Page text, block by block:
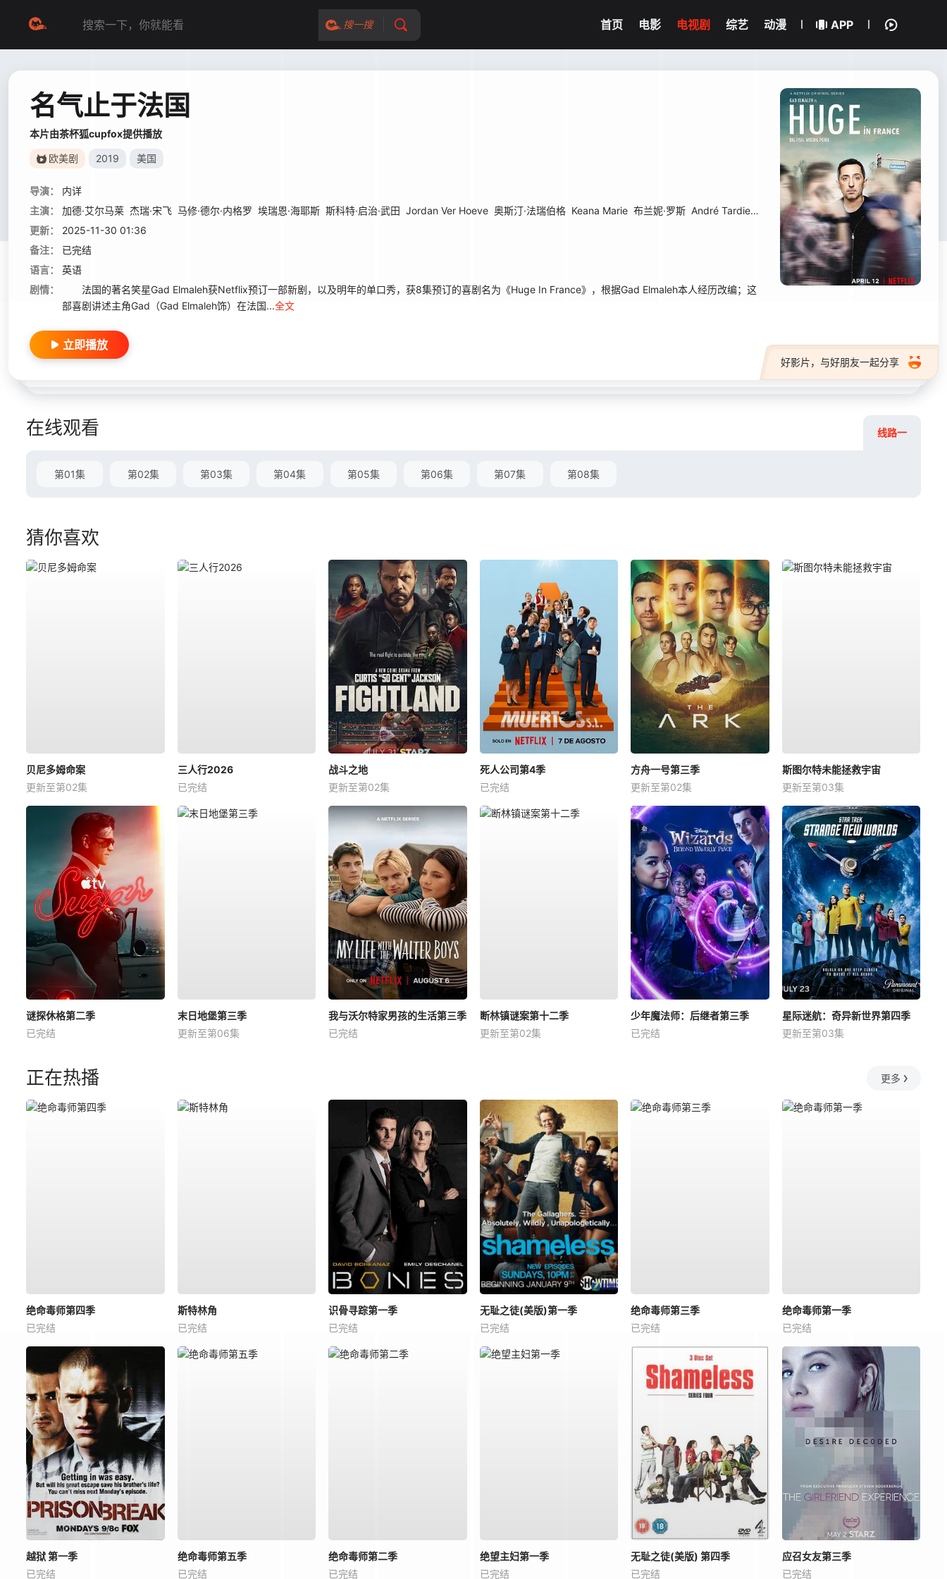
搜一搜 首页 电影 电视剧 综艺 动漫 APP
名气止于法国
本片由茶杯狐cupfox提供播放
欧美剧 2019 美国
导演：
内详
主演：
加德·艾尔马莱 杰瑞·宋飞 马修·德尔·内格罗 埃瑞恩·海耶斯 斯科特·启治·武田 Jordan Ver Hoeve 奥斯汀·法瑞伯格 Keana Marie 布兰妮·罗斯 André Tardieu 克拉克·穆尔 Nick Peine 乔纳森·贝莱
更新：
2025-11-30 01:36
备注：
已完结
语言：
英语
剧情：
法国的著名笑星Gad Elmaleh获Netflix预订一部新剧，以及明年的单口秀，获8集预订的喜剧名为《Huge In France》，根据Gad Elmaleh本人经历改编；这
部喜剧讲述主角Gad（Gad Elmaleh饰）在法国...全文
好影片，与好朋友一起分享
立即播放
在线观看 线路一
第01集 第02集 第03集 第04集 第05集 第06集 第07集 第08集
猜你喜欢
贝尼多姆命案
更新至第02集
三人行2026
已完结
战斗之地
更新至第02集
死人公司第4季
已完结
方舟一号第三季
更新至第02集
斯图尔特未能拯救宇宙
更新至第03集
谜探休格第二季
已完结
末日地堡第三季
更新至第06集
我与沃尔特家男孩的生活第三季
已完结
断林镇谜案第十二季
更新至第02集
少年魔法师：后继者第三季
已完结
星际迷航：奇异新世界第四季
更新至第03集
正在热播 更多
绝命毒师第四季
已完结
斯特林角
已完结
识骨寻踪第一季
已完结
无耻之徒(美版)第一季
已完结
绝命毒师第三季
已完结
绝命毒师第一季
已完结
越狱 第一季
已完结
绝命毒师第五季
已完结
绝命毒师第二季
已完结
绝望主妇第一季
已完结
无耻之徒(美版) 第四季
已完结
应召女友第三季
已完结